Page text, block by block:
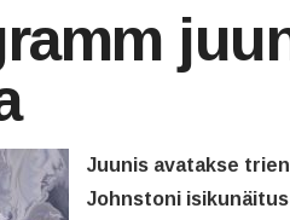
Juunis avatakse
Johnstoni